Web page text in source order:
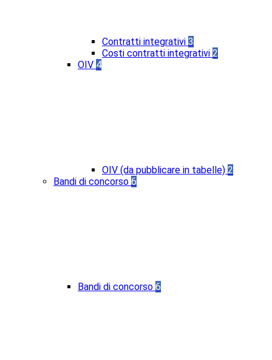
Contratti integrativi 3
Costi contratti integrativi 2
OIV 4
OIV (da pubblicare in tabelle) 2
Bandi di concorso 6
Bandi di concorso 6